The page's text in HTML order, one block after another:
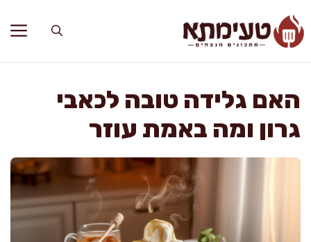
לתוכן
האם גלידה טובה לכאבי
גרון ומה באמת עוזר